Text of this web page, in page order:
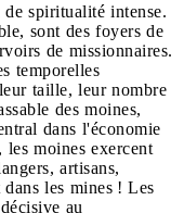
spiritualité intense.
sont des foyers de
de missionnaires.
temporelles
taille, leur nombre
des moines,
dans l'économie
moines exercent
artisans,
les mines ! Les
au